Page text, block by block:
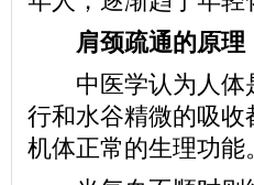
肩颈疏通的原理
中医学认为人体
行和水谷精微的吸
机体正常的生理功能